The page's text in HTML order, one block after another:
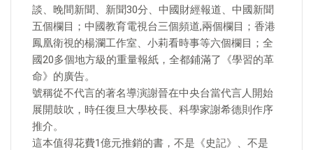
談、晚間新聞、新聞30分、中國財經報道、中國新聞
五個欄目；中國教育電視台三個頻道,兩個欄目；香港
鳳凰衛視的楊瀾工作室、小莉看時事等六個欄目；全
國20多個地方級的重量報紙，全都鋪滿了《學習的革
命》的廣告。
號稱從不代言的著名導演謝晉在中央台當代言人開始
展開鼓吹，時任復旦大學校長、科學家謝希德則作序
推介。
這本值得花費1億元推銷的書，不是《史記》、不是